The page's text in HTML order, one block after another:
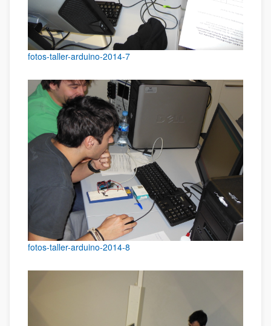
fotos-taller-arduino-2014-7
fotos-taller-arduino-2014-8